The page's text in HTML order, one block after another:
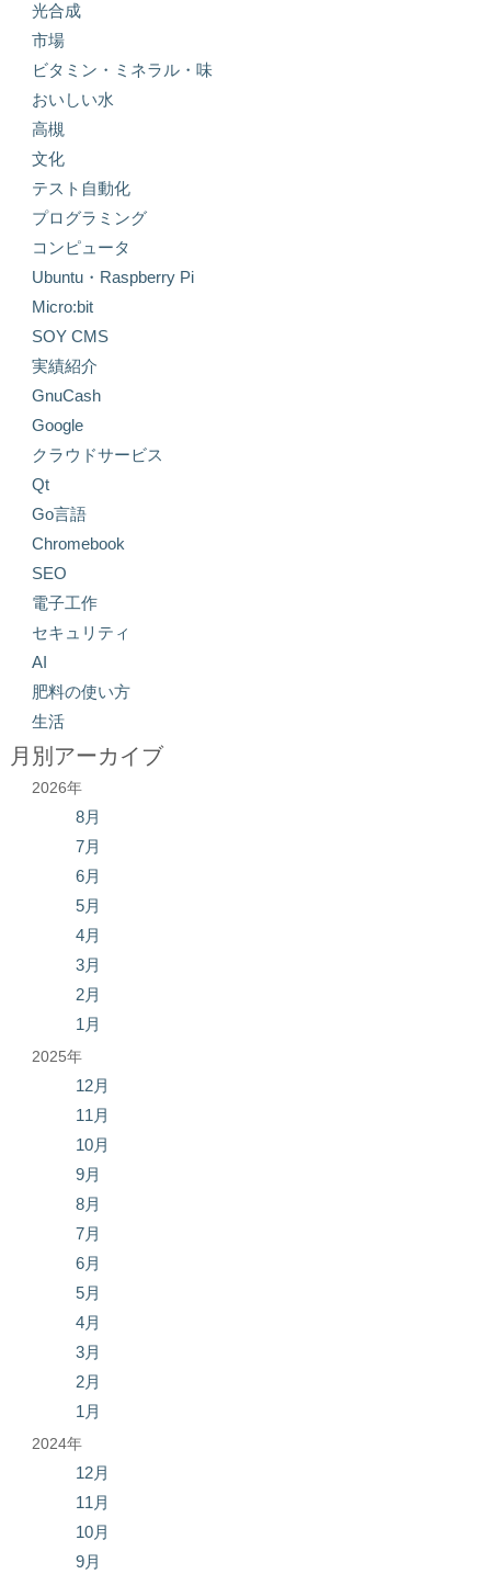
光合成
市場
ビタミン・ミネラル・味
おいしい水
高槻
文化
テスト自動化
プログラミング
コンピュータ
Ubuntu・Raspberry Pi
Micro:bit
SOY CMS
実績紹介
GnuCash
Google
クラウドサービス
Qt
Go言語
Chromebook
SEO
電子工作
セキュリティ
AI
肥料の使い方
生活
月別アーカイブ
2026年
8月
7月
6月
5月
4月
3月
2月
1月
2025年
12月
11月
10月
9月
8月
7月
6月
5月
4月
3月
2月
1月
2024年
12月
11月
10月
9月